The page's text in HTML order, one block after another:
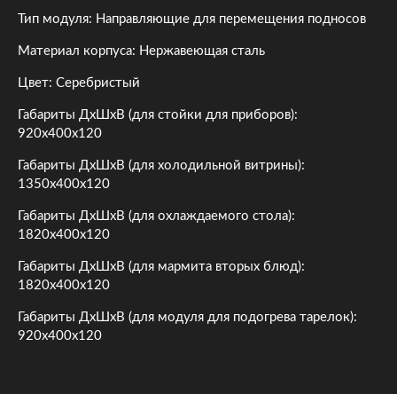
Тип модуля: Направляющие для перемещения подносов
Материал корпуса: Нержавеющая сталь
Цвет: Серебристый
Габариты ДхШхВ (для стойки для приборов):
920х400х120
Габариты ДхШхВ (для холодильной витрины):
1350х400х120
Габариты ДхШхВ (для охлаждаемого стола):
1820х400х120
Габариты ДхШхВ (для мармита вторых блюд):
1820х400х120
Габариты ДхШхВ (для модуля для подогрева тарелок):
920х400х120